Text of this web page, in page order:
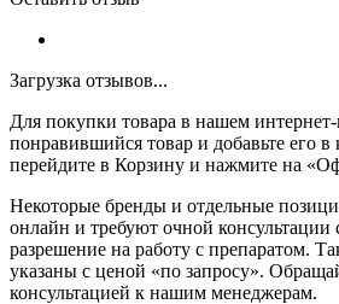
Загрузка отзывов...
Для покупки товара в нашем
понравившийся товар и добавьте его в
перейдите в Корзину и нажмите на
Некоторые бренды и отдельные
онлайн и требуют очной консультации
разрешение на работу с препаратом.
указаны с ценой «по запросу».
консультацией к нашим менеджерам.